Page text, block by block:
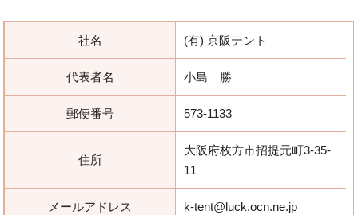
社名 (有) 京阪テント
代表者名 小島 勝
郵便番号 573-1133
住所
大阪府枚方市招提元町3-35-
11
メールアドレス k-tent@luck.ocn.ne.jp